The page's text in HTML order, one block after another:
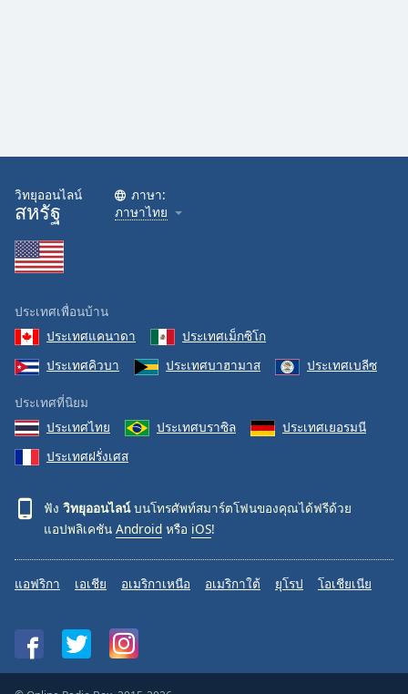
วิทยุออนไลน์
สหรัฐ
ภาษา:
ภาษาไทย
ประเทศเพื่อนบ้าน
ประเทศแคนาดา
ประเทศเม็กซิโก
ประเทศคิวบา
ประเทศบาฮามาส ประเทศเบลีซ
ประเทศที่นิยม
ประเทศไทย
ประเทศบราซิล
ประเทศเยอรมนี
ประเทศฝรั่งเศส
ฟัง วิทยุออนไลน์บนโทรศัพท์สมาร์ตโฟนของคุณได้ฟรีด้วย
แอปพลิเคชัน Android หรือ iOS!
แอฟริกา เอเชีย อเมริกาเหนือ อเมริกาใต้ ยุโรป โอเชียเนีย